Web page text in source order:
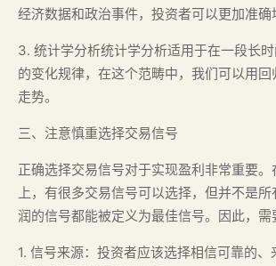
经济数据和政治事件，投资者可以更加准确
3. 统计学分析统计学分析适用于在一段长
的变化规律，在这个范畴中，我们可以用
走势。
三、注意慎重选择交易信号
正确选择交易信号对于实现盈利非常重要。
上，有很多交易信号可以选择，但并不是
润的信号都能被定义为最佳信号。因此，需
1. 信号来源：投资者应该选择相信可靠的